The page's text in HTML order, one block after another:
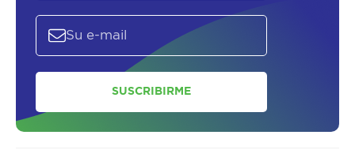
SUSCRIBIRME